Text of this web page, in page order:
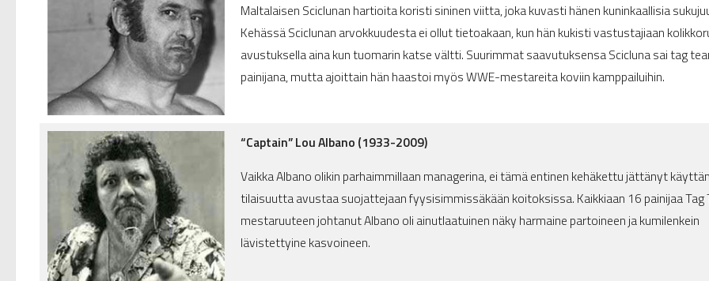
Maltalaisen Sciclunan hartioita koristi sininen viitta, joka kuvasti hänen kuninkaallisia
Kehässä Sciclunan arvokkuudesta ei ollut tietoakaan, kun hän kukisti vastustajiaan
avustuksella aina kun tuomarin katse vältti. Suurimmat saavutuksensa Scicluna sai tag
painijana, mutta ajoittain hän haastoi myös WWE-mestareita koviin kamppailuihin.
“Captain” Lou Albano (1933-2009)
Vaikka Albano olikin parhaimmillaan managerina, ei tämä entinen kehäkettu jättänyt
tilaisuutta avustaa suojattejaan fyysisimmissäkään koitoksissa. Kaikkiaan 16 painijaa Tag
mestaruuteen johtanut Albano oli ainutlaatuinen näky harmaine partoineen ja kumilenkein
lävistettyine kasvoineen.